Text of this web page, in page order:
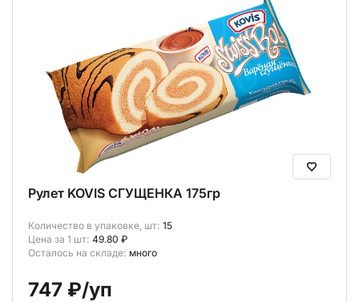
Рулет KOVIS СГУЩЕНКА 175гр
Количество в упаковке, шт: 15
Цена за 1 шт: 49.80 ₽
Осталось на складе: много
747 ₽/уп